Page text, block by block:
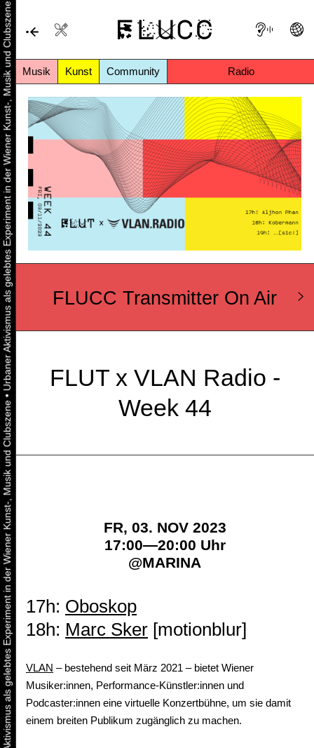
Musik Kunst Community Radio
Urbaner Aktivismus als gelebtes Experiment in der Wiener Kunst-, Musik und Clubszene
•
Urbaner Aktivismus als gelebtes Experiment in der Wiener Kunst-, Musik und Clubszene FLUCC Transmitter On Air
FLUT x VLAN Radio -
Week 44
FR, 03. NOV 2023
17:00—20:00 Uhr
@MARINA
17h: Oboskop
18h: Marc Sker [motionblur]
VLAN – bestehend seit März 2021 – bietet Wiener
Musiker:innen, Performance-Künstler:innen und
Podcaster:innen eine virtuelle Konzertbühne, um sie damit
einem breiten Publikum zugänglich zu machen.